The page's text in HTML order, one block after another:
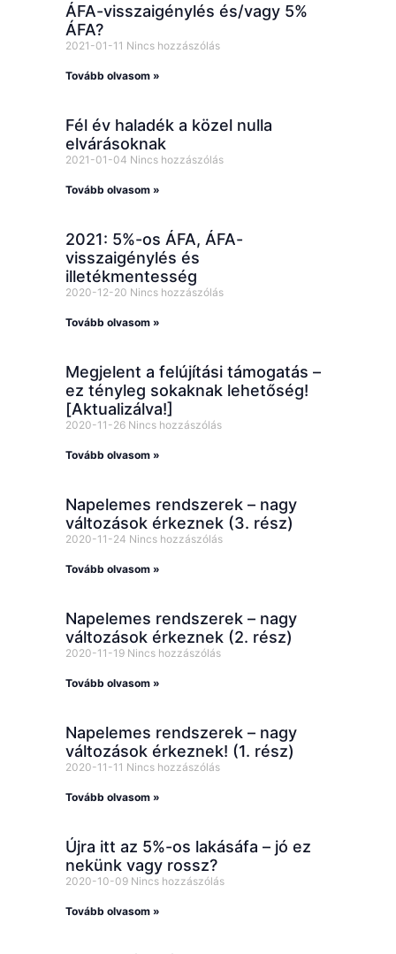
ÁFA-visszaigénylés és/vagy 5%
ÁFA?
2021-01-11 Nincs hozzászólás
Tovább olvasom »
Fél év haladék a közel nulla
elvárásoknak
2021-01-04 Nincs hozzászólás
Tovább olvasom »
2021: 5%-os ÁFA, ÁFA-
visszaigénylés és
illetékmentesség
2020-12-20 Nincs hozzászólás
Tovább olvasom »
Megjelent a felújítási támogatás –
ez tényleg sokaknak lehetőség!
[Aktualizálva!]
2020-11-26 Nincs hozzászólás
Tovább olvasom »
Napelemes rendszerek – nagy
változások érkeznek (3. rész)
2020-11-24 Nincs hozzászólás
Tovább olvasom »
Napelemes rendszerek – nagy
változások érkeznek (2. rész)
2020-11-19 Nincs hozzászólás
Tovább olvasom »
Napelemes rendszerek – nagy
változások érkeznek! (1. rész)
2020-11-11 Nincs hozzászólás
Tovább olvasom »
Újra itt az 5%-os lakásáfa – jó ez
nekünk vagy rossz?
2020-10-09 Nincs hozzászólás
Tovább olvasom »